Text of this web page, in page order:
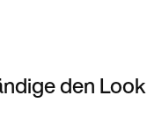
den Look